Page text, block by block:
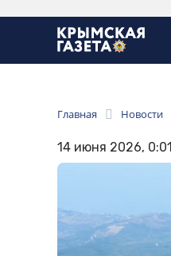
Главная Новости
14 июня 2026, 0:01